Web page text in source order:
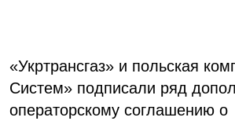
«Укртрансгаз» и польская
Систем» подписали ряд
операторскому соглашению о